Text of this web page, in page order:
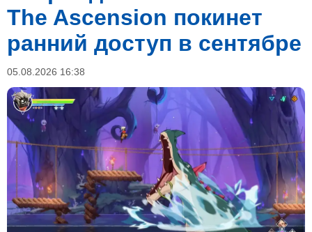
The Ascension покинет
ранний доступ в сентябре
05.08.2026 16:38